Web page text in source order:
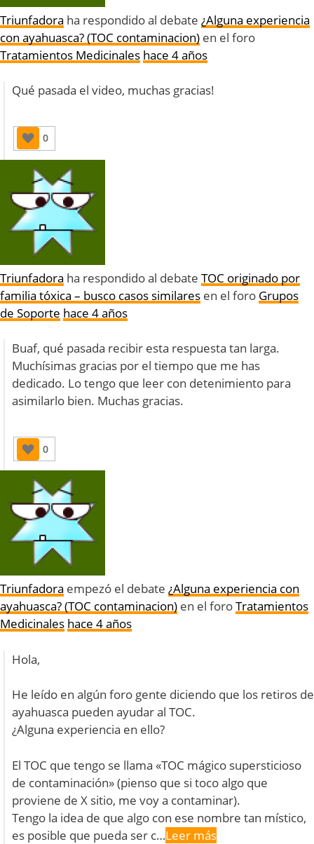
Triunfadora ha respondido al debate ¿Alguna experiencia
con ayahuasca? (TOC contaminacion) en el foro
Tratamientos Medicinales hace 4 años
Qué pasada el video, muchas gracias!
0
Triunfadora ha respondido al debate TOC originado por
familia tóxica – busco casos similares en el foro Grupos
de Soporte hace 4 años
Buaf, qué pasada recibir esta respuesta tan larga.
Muchísimas gracias por el tiempo que me has
dedicado. Lo tengo que leer con detenimiento para
asimilarlo bien. Muchas gracias.
0
Triunfadora empezó el debate ¿Alguna experiencia con
ayahuasca? (TOC contaminacion) en el foroTratamientos
Medicinales hace 4 años
Hola,
He leído en algún foro gente diciendo que los retiros de
ayahuasca pueden ayudar al TOC.
¿Alguna experiencia en ello?
El TOC que tengo se llama «TOC mágico supersticioso
de contaminación» (pienso que si toco algo que
proviene de X sitio, me voy a contaminar).
Tengo la idea de que algo con ese nombre tan místico,
es posible que pueda ser c…Leer más